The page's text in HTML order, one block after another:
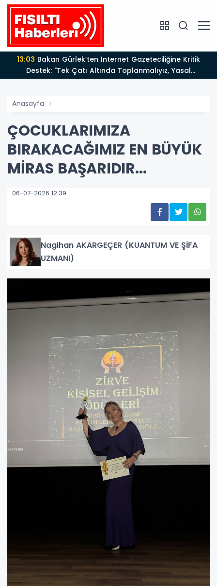
13:03
Destek: "Tek Çatı Altında Toplanmalıyız, Yasal
Düzenlemeye Hazırız"
Anasayfa
ÇOCUKLARIMIZA
BIRAKACAĞIMIZ EN BÜYÜK
MİRAS BAŞARIDIR...
06-07-2026 12:39
Nagihan AKARGEÇER (KUANTUM VE ŞİFA
UZMANI)